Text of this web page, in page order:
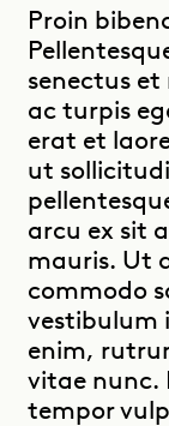
Proin
senectus
ac turpis
erat et
ut
arcu ex sit
mauris. Ut
commodo
vestibulum
enim,
vitae nunc.
tempor